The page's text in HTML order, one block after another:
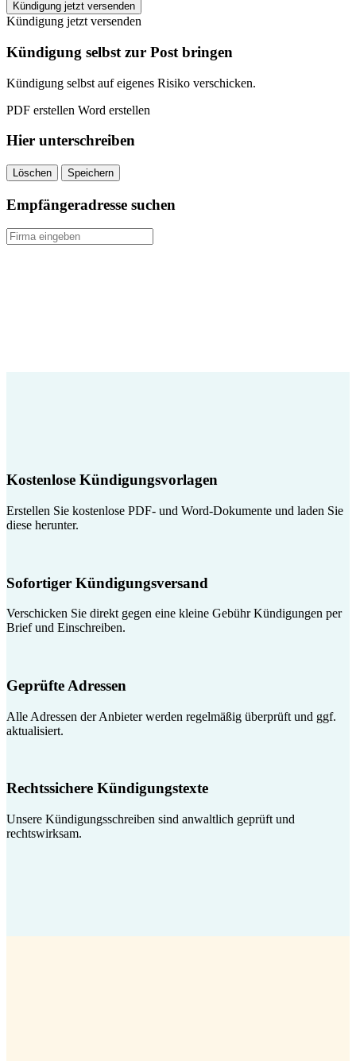
IKK
Nord
kündigen
quantity
Kündigung jetzt versenden
Kündigung jetzt versenden
Kündigung selbst zur Post bringen
Kündigung selbst auf eigenes Risiko verschicken.
PDF erstellen Word erstellen
Hier unterschreiben
Löschen Speichern
Empfängeradresse suchen
Kostenlose Kündigungsvorlagen
Erstellen Sie kostenlose PDF- und Word-Dokumente und laden Sie
diese herunter.
Sofortiger Kündigungsversand
Verschicken Sie direkt gegen eine kleine Gebühr Kündigungen per
Brief und Einschreiben.
Geprüfte Adressen
Alle Adressen der Anbieter werden regelmäßig überprüft und ggf.
aktualisiert.
Rechtssichere Kündigungstexte
Unsere Kündigungsschreiben sind anwaltlich geprüft und
rechtswirksam.